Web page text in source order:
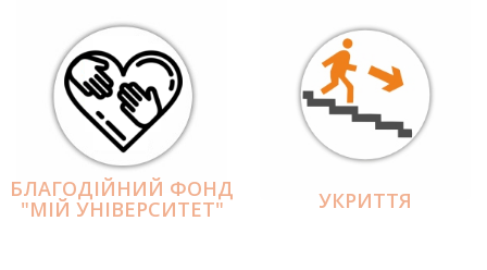
БЛАГОДІЙНИЙ ФОНД
"МІЙ УНІВЕРСИТЕТ" УКРИТТЯ